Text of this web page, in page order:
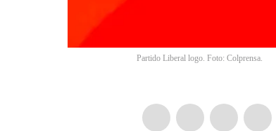
Partido Liberal logo. Foto: Colprensa.